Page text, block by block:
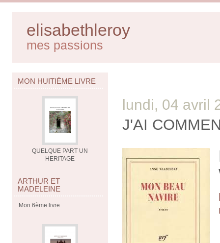
elisabethleroy
mes passions
MON HUITIÈME LIVRE
QUELQUE PART UN
HERITAGE
ARTHUR ET
MADELEINE
Mon 6ème livre
lundi, 04 avril
J'AI